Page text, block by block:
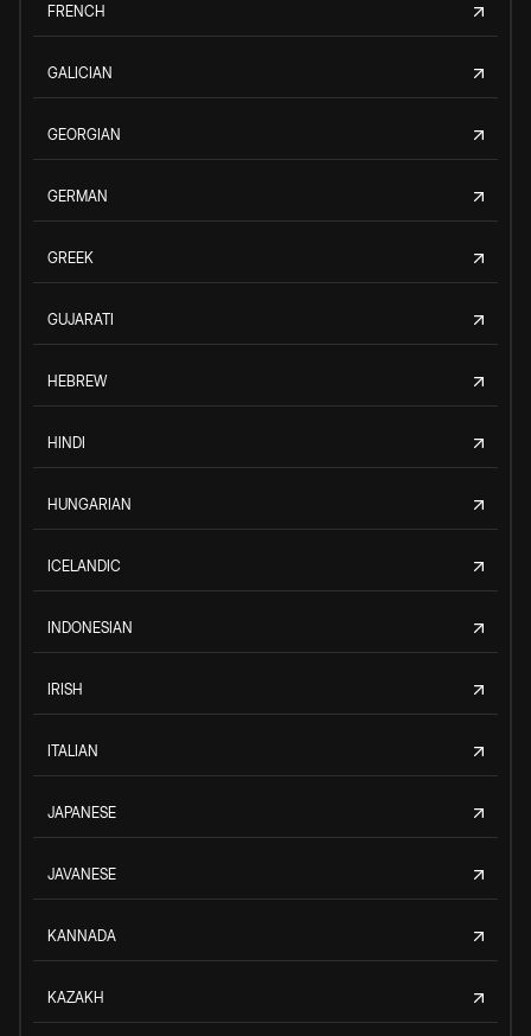
FRENCH
GALICIAN
GEORGIAN
GERMAN
GREEK
GUJARATI
HEBREW
HINDI
HUNGARIAN
ICELANDIC
INDONESIAN
IRISH
ITALIAN
JAPANESE
JAVANESE
KANNADA
KAZAKH